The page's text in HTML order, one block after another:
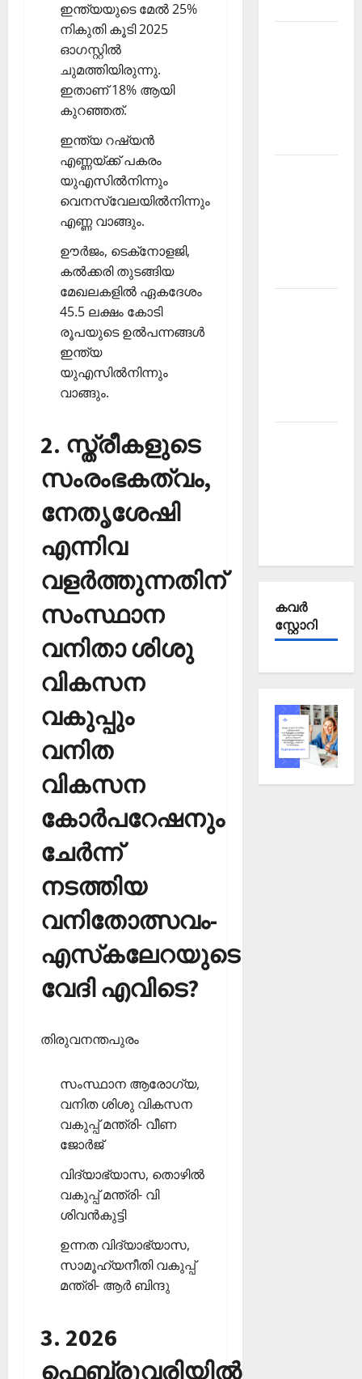
ഇന്ത്യയുടെ മേല്‍ 25%
നികുതി കൂടി 2025
ഓഗസ്റ്റില്‍
ചുമത്തിയിരുന്നു.
ഇതാണ് 18% ആയി
കുറഞ്ഞത്.
ഇന്ത്യ റഷ്യന്‍
എണ്ണയ്ക്ക് പകരം
യുഎസില്‍നിന്നും
വെനസ്വേലയില്‍നിന്നും
എണ്ണ വാങ്ങും.
ഊര്‍ജം, ടെക്‌നോളജി,
കല്‍ക്കരി തുടങ്ങിയ
മേഖലകളില്‍ ഏകദേശം
45.5 ലക്ഷം കോടി
രൂപയുടെ ഉല്‍പന്നങ്ങള്‍
ഇന്ത്യ
യുഎസില്‍നിന്നും
വാങ്ങും.
2. സ്ത്രീകളുടെ
സംരംഭകത്വം,
നേതൃശേഷി
എന്നിവ
വളര്‍ത്തുന്നതിന്
സംസ്ഥാന
വനിതാ ശിശു
വികസന
വകുപ്പും
വനിത
വികസന
കോര്‍പറേഷനും
ചേര്‍ന്ന്
നടത്തിയ
വനിതോത്സവം-
എസ്‌കലേറയുടെ
വേദി എവിടെ?
തിരുവനന്തപുരം
സംസ്ഥാന ആരോഗ്യ,
വനിത ശിശു വികസന
വകുപ്പ് മന്ത്രി- വീണ
ജോര്‍ജ്
വിദ്യാഭ്യാസ, തൊഴില്‍
വകുപ്പ് മന്ത്രി- വി
ശിവന്‍കുട്ടി
ഉന്നത വിദ്യാഭ്യാസ,
സാമൂഹ്യനീതി വകുപ്പ്
മന്ത്രി- ആര്‍ ബിന്ദു
3. 2026
ഫെബ്രുവരിയില്‍
കവര്‍
സ്റ്റോറി